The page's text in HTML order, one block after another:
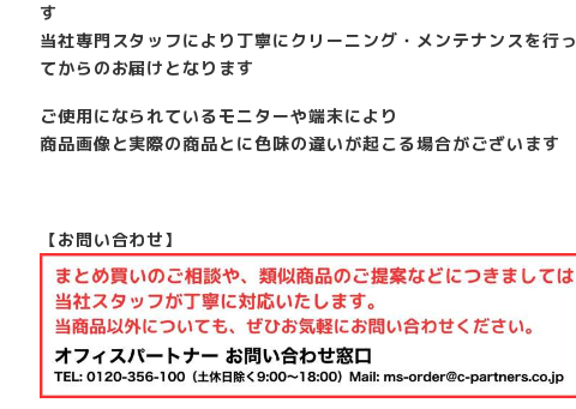
す
当社専門スタッフにより丁寧にクリーニング・メンテナンスを行っ
てからのお届けとなります
ご使用になられているモニターや端末により
商品画像と実際の商品とに色味の違いが起こる場合がございます
【お問い合わせ】